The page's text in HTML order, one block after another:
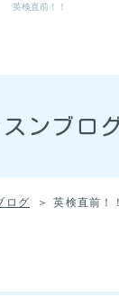
英検直前！！
スンブロ
ログ 英検直前！！